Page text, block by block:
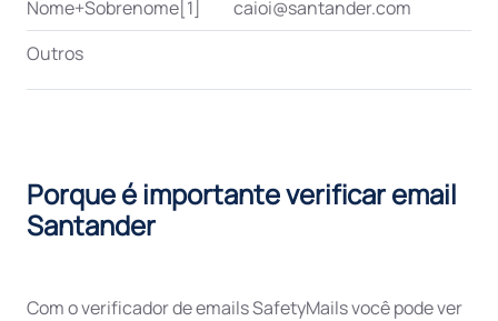
Nome+Sobrenome[1] caioi@santander.com
Outros
Porque é importante verificar email
Santander
Com o verificador de emails SafetyMails você pode ver